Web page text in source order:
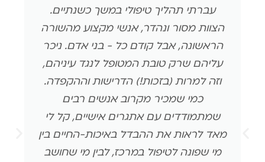
עברתי תהליך טיפולי במשך כשנתיים.
הצוות מסור ונהדר, אנשי מקצוע מהשורה
הראשונה, אבל קודם כל - בני אדם. ניכר
עליהם שרק טובת המטופל לנגד עיניהם,
וזה למרות (בזכות!) הדרישות וההקפדה.
כמי שמכיר מקרוב אנשים רבים
שמתמודדים עם אתגרים אישיים, קל לי
מאד לראות את ההבדל באיכות-החיים בין
מי שפונה לטיפול במרכז, לבין מי שחושב